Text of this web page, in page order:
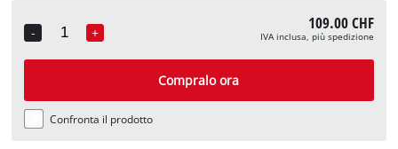
-
Quantity
+ 109.00 CHF
IVA inclusa, più spedizione
Compralo ora
Confronta il prodotto